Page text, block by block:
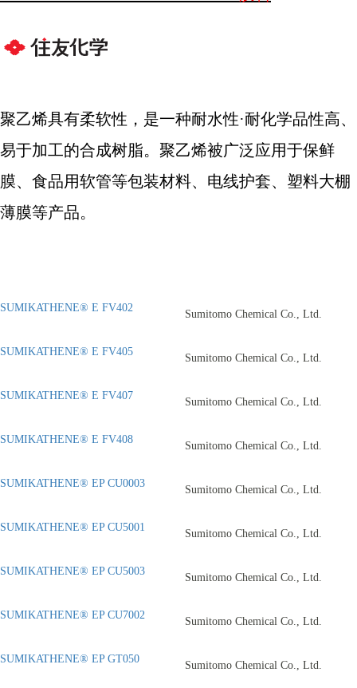
聚乙烯具有柔软性，是一种耐水性·耐化学品性高、
易于加工的合成树脂。聚乙烯被广泛应用于保鲜
膜、食品用软管等包装材料、电线护套、塑料大棚
薄膜等产品。
SUMIKATHENE® E FV402
Sumitomo Chemical Co., Ltd.
SUMIKATHENE® E FV405
Sumitomo Chemical Co., Ltd.
SUMIKATHENE® E FV407
Sumitomo Chemical Co., Ltd.
SUMIKATHENE® E FV408
Sumitomo Chemical Co., Ltd.
SUMIKATHENE® EP CU0003
Sumitomo Chemical Co., Ltd.
SUMIKATHENE® EP CU5001
Sumitomo Chemical Co., Ltd.
SUMIKATHENE® EP CU5003
Sumitomo Chemical Co., Ltd.
SUMIKATHENE® EP CU7002
Sumitomo Chemical Co., Ltd.
SUMIKATHENE® EP GT050
Sumitomo Chemical Co., Ltd.